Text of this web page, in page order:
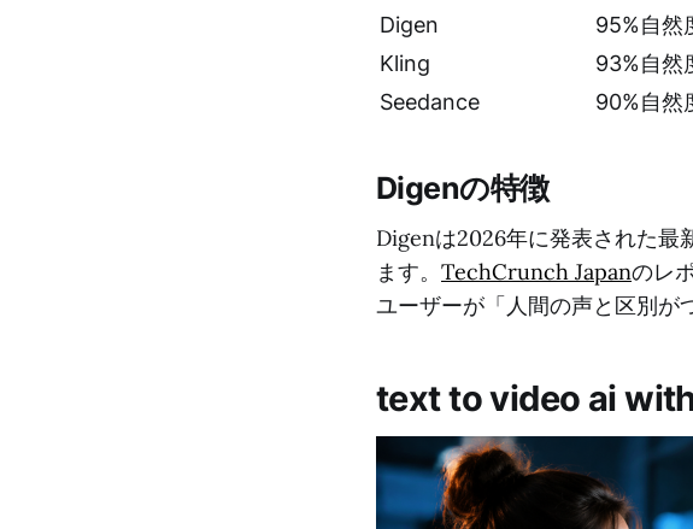
Digen
95%自然
Kling
93%自然
Seedance
90%自然
Digenの特徴
Digenは2026年に発表された最
ます。 TechCrunch Japanのレ
ユーザーが「人間の声と区別が
text to video ai